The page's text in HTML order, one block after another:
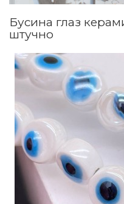
Бусина глаз
штучно